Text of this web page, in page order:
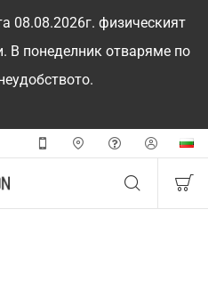
08.08.2026г. физическият
В понеделник отваряме по